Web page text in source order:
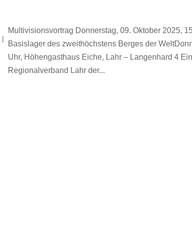
|
Multivisionsvortrag Donnerstag, 09. Oktober 2025,
Basislager des zweithöchstens Berges der
Uhr, Höhengasthaus Eiche, Lahr – Langenhard 4
Regionalverband Lahr der...